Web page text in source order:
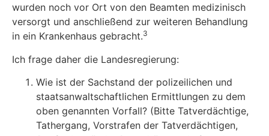
wurden noch vor Ort von den Beamten medizinisch
versorgt und anschließend zur weiteren Behandlung
in ein Krankenhaus gebracht.3
Ich frage daher die Landesregierung:
Wie ist der Sachstand der polizeilichen und
staatsanwaltschaftlichen Ermittlungen zu dem
oben genannten Vorfall? (Bitte Tatverdächtige,
Tathergang, Vorstrafen der Tatverdächtigen,